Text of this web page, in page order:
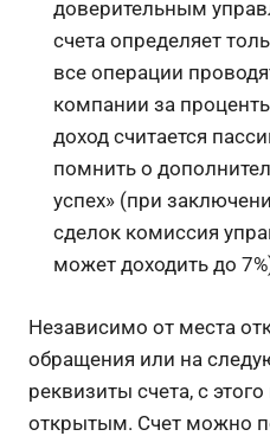
доверительным
счета определяет
все операции
компании за
доход считается
помнить о
успех» (при
сделок комиссия
может доходить до
Независимо от места
обращения или на
реквизиты счета, с
открытым. Счет можно